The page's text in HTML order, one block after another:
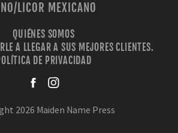
LICOR MEXICANO
QUIÉNES SOMOS
A LLEGAR A SUS MEJORES CLIENTES.
DE PRIVACIDAD
2026 Maiden Name Press